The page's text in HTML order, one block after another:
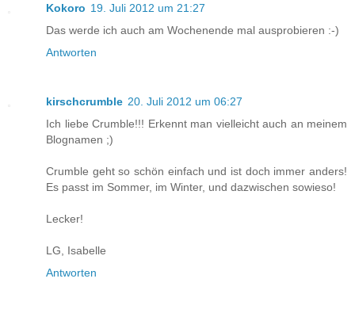
Kokoro 19. Juli 2012 um 21:27
Das werde ich auch am Wochenende mal ausprobieren :-)
Antworten
kirschcrumble 20. Juli 2012 um 06:27
Ich liebe Crumble!!! Erkennt man vielleicht auch an meinem
Blognamen ;)
Crumble geht so schön einfach und ist doch immer anders!
Es passt im Sommer, im Winter, und dazwischen sowieso!
Lecker!
LG, Isabelle
Antworten